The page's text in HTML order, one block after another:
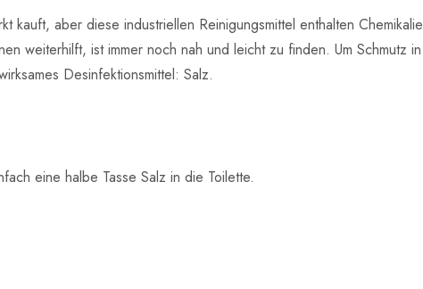
kauft, aber diese industriellen Reinigungsmittel enthalten
weiterhilft, ist immer noch nah und leicht zu finden. Um Schmutz
Desinfektionsmittel: Salz.
eine halbe Tasse Salz in die Toilette.